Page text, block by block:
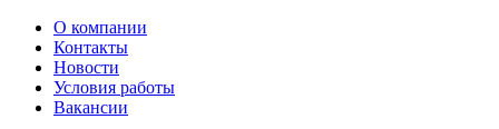
О компании
Контакты
Новости
Условия работы
Вакансии